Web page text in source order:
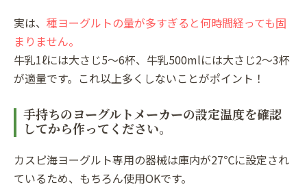
実は、 種ヨーグルトの量が多すぎると何時間経っても固
まりません。
牛乳1ℓには大さじ5～6杯、牛乳500mlには大さじ2～3杯
が適量です。これ以上多くしないことがポイント！
手持ちのヨーグルトメーカーの設定温度を確認
してから作ってください。
カスピ海ヨーグルト専用の器械は庫内が27℃に設定され
ているため、もちろん使用OKです。